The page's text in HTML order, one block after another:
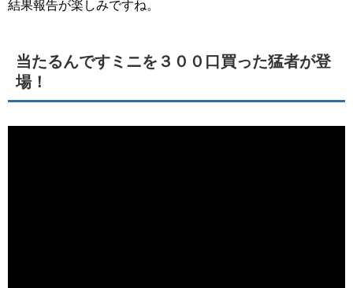
結果報告が楽しみですね。
当たるんですミニを３００口買った猛者が登
場！